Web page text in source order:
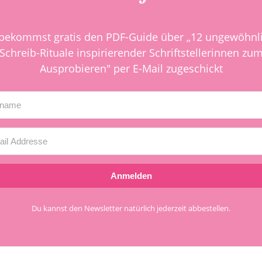
gratis den PDF-Guide über „12
Rituale inspirierender Schriftstellerinnen zum
Ausprobieren" per E-Mail zugeschickt
Anmelden
Du kannst den Newsletter natürlich jederzeit abbestellen.